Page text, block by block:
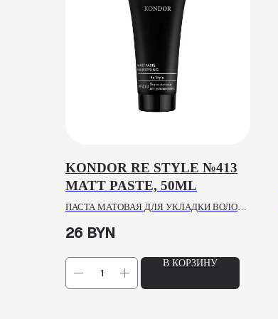
KONDOR RE STYLE №413
MATT PASTE, 50ML
ПАСТА МАТОВАЯ ДЛЯ УКЛАДКИ ВОЛОС
26 BYN
В КОРЗИНУ